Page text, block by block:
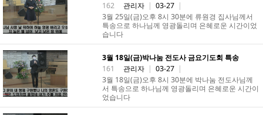
162
관리자 | 03-27 |
3월 25일(금)오후 8시 30분에 류원경 집사님께서
특송으로 하나님께 영광돌리며 은혜로운 시간이었
습니다
3월 18일(금)박나눔 전도사 금요기도회 특송
161
관리자 | 03-27 |
3월 18일(금)오후 8시 30분에 박나눔 전도사님께
서 특송으로 하나님께 영광돌리며 은혜로운 시간이
었습니다